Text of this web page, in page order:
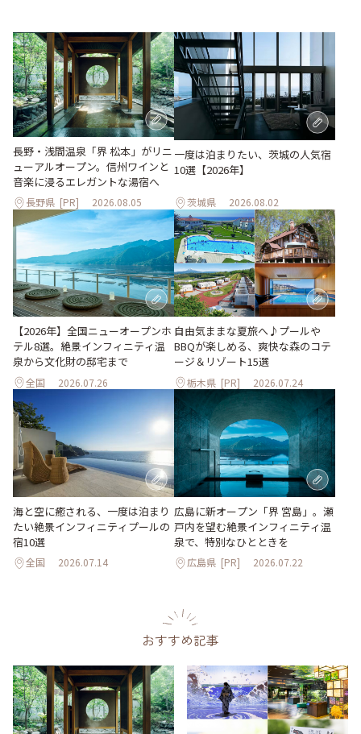
長野・浅間温泉「界 松本」がリニ
ューアルオープン。信州ワインと
音楽に浸るエレガントな湯宿へ
長野県 [PR] 2026.08.05
一度は泊まりたい、茨城の人気宿
10選【2026年】
茨城県 2026.08.02
【2026年】全国ニューオープンホ
テル8選。絶景インフィニティ温
泉から文化財の邸宅まで
全国 2026.07.26
自由気ままな夏旅へ♪プールや
BBQが楽しめる、爽快な森のコテ
ージ＆リゾート15選
栃木県 [PR] 2026.07.24
海と空に癒される、一度は泊まり
たい絶景インフィニティプールの
宿10選
全国 2026.07.14
広島に新オープン「界 宮島」。瀬
戸内を望む絶景インフィニティ温
泉で、特別なひとときを
広島県 [PR] 2026.07.22
おすすめ記事